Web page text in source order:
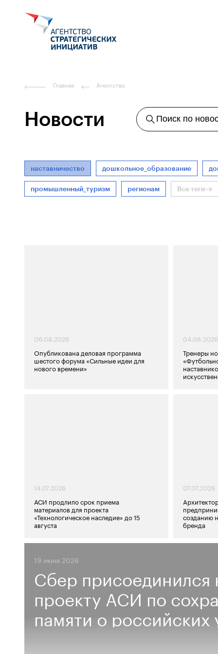
Главная Агентство
Новости Поиск по
наставничество дошкольное_образование
промышленный_туризм регионам Все теги
06.08.2026
Опубликована деловая программа
шестого форума «Сильные идеи для
нового времени»
04.08.2026
Тренеры
14.07.2026
АСИ продлило срок приема
материалов для проекта
«Технологическое наследие» до 15
августа
07.07.2026
созданию
бренда
19 июня 2026
Сбер присоединился
проекту АСИ по
памяти о российских